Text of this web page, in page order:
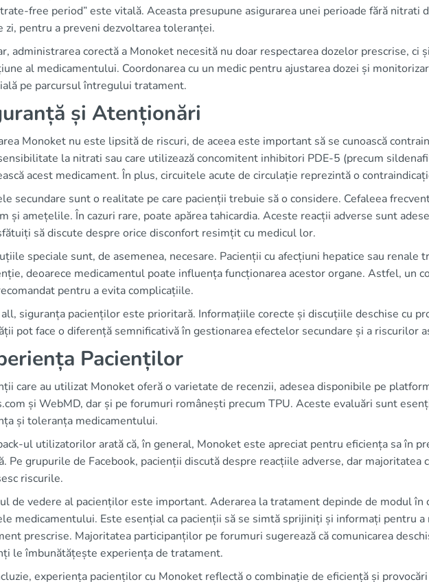
free period” este vitală. Aceasta presupune asigurarea unei perioade fără nitrati
zi, pentru a preveni dezvoltarea toleranței.
administrarea corectă a Monoket necesită nu doar respectarea dozelor prescrise, ci
al medicamentului. Coordonarea cu un medic pentru ajustarea dozei și
pe parcursul întregului tratament.
și Atenționări
Monoket nu este lipsită de riscuri, de aceea este important să se cunoască
la nitrati sau care utilizează concomitent inhibitori PDE-5 (precum
acest medicament. În plus, circuitele acute de circulație reprezintă o
secundare sunt o realitate pe care pacienții trebuie să o considere. Cefaleea
și amețelile. În cazuri rare, poate apărea tahicardia. Aceste reacții adverse sunt
să discute despre orice disconfort resimțit cu medicul lor.
speciale sunt, de asemenea, necesare. Pacienții cu afecțiuni hepatice sau renale
deoarece medicamentul poate influența funcționarea acestor organe. Astfel, un
pentru a evita complicațiile.
siguranța pacienților este prioritară. Informațiile corecte și discuțiile deschise cu
pot face o diferență semnificativă în gestionarea efectelor secundare și a riscurilor
Pacienților
care au utilizat Monoket oferă o varietate de recenzii, adesea disponibile pe
și WebMD, dar și pe forumuri românești precum TPU. Aceste evaluări sunt
și toleranța medicamentului.
ul utilizatorilor arată că, în general, Monoket este apreciat pentru eficiența sa în
Pe grupurile de Facebook, pacienții discută despre reacțiile adverse, dar majoritatea
riscurile.
de vedere al pacienților este important. Aderarea la tratament depinde de modul în
medicamentului. Este esențial ca pacienții să se simtă sprijiniți și informați pentru a
prescrise. Majoritatea participanților pe forumuri sugerează că comunicarea
le îmbunătățește experiența de tratament.
experiența pacienților cu Monoket reflectă o combinație de eficiență și